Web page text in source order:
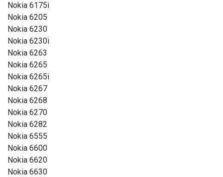
Nokia 6175i
Nokia 6205
Nokia 6230
Nokia 6230i
Nokia 6263
Nokia 6265
Nokia 6265i
Nokia 6267
Nokia 6268
Nokia 6270
Nokia 6282
Nokia 6555
Nokia 6600
Nokia 6620
Nokia 6630